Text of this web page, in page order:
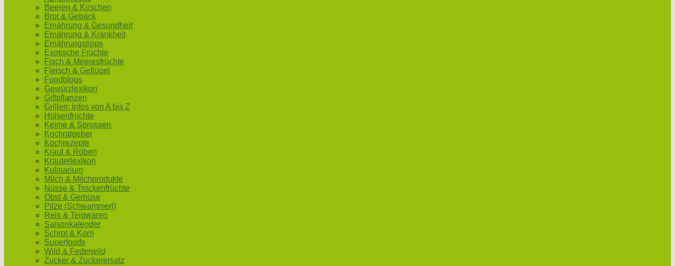
Beeren & Kirschen
Brot & Gebäck
Ernährung & Gesundheit
Ernährung & Krankheit
Ernährungstipps
Exotische Früchte
Fisch & Meeresfrüchte
Fleisch & Geflügel
Foodblogs
Gewürzlexikon
Giftpflanzen
Grillen: Infos von A bis Z
Hülsenfrüchte
Keime & Sprossen
Kochratgeber
Kochrezepte
Kraut & Rüben
Kräuterlexikon
Kulinarium
Milch & Milchprodukte
Nüsse & Trockenfrüchte
Obst & Gemüse
Pilze (Schwammerl)
Reis & Teigwaren
Saisonkalender
Schrot & Korn
Superfoods
Wild & Federwild
Zucker & Zuckerersatz